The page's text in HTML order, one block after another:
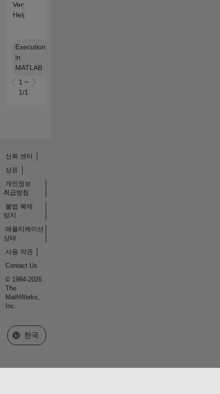
Very
Helpful!
Execution
in
MATLAB
1 ~
1/1
신뢰 센터
상표
개인정보
취급방침
불법 복제
방지
애플리케이션
상태
사용 약관
Contact Us
© 1994-2026
The
MathWorks,
Inc.
웹사이트 선택
한국